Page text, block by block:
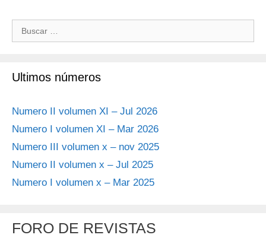
Ultimos números
Numero II volumen XI – Jul 2026
Numero I volumen XI – Mar 2026
Numero III volumen x – nov 2025
Numero II volumen x – Jul 2025
Numero I volumen x – Mar 2025
FORO DE REVISTAS